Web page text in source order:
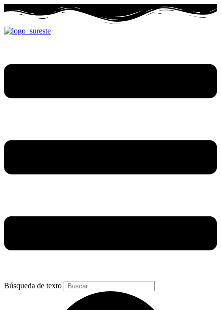
contenido
Búsqueda de texto